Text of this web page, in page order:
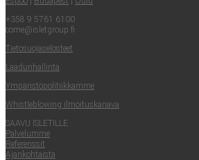
+358 9 5761 6100
come@​isletgroup.​fi
Tie­to­suo­ja­se­los­teet
Laa­dun­hal­lin­ta
Ympä­ris­tö­po­li­tiik­kam­me
Whist­le­blowing ilmoituskanava
SAA­VU ISLETILLE
Pal­ve­lum­me
Refe­rens­sit
Ajan­koh­tais­ta